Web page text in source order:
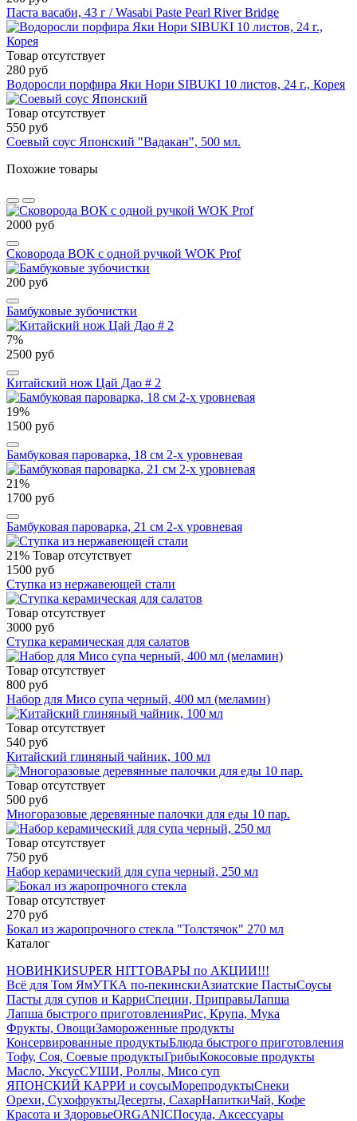
Паста васаби, 43 г / Wasabi Paste Pearl River Bridge
Товар отсутствует
280 руб
Водоросли порфира Яки Нори SIBUKI 10 листов, 24 г., Корея
Товар отсутствует
550 руб
Соевый соус Японский "Вадакан", 500 мл.
Похожие товары
2000 руб
Сковорода ВОК с одной ручкой WOK Prof
200 руб
Бамбуковые зубочистки
7%
2500 руб
Китайский нож Цай Дао # 2
19%
1500 руб
Бамбуковая пароварка, 18 см 2-х уровневая
21%
1700 руб
Бамбуковая пароварка, 21 см 2-х уровневая
21% Товар отсутствует
1500 руб
Ступка из нержавеющей стали
Товар отсутствует
3000 руб
Ступка керамическая для салатов
Товар отсутствует
800 руб
Набор для Мисо супа черный, 400 мл (меламин)
Товар отсутствует
540 руб
Китайский глиняный чайник, 100 мл
Товар отсутствует
500 руб
Многоразовые деревянные палочки для еды 10 пар.
Товар отсутствует
750 руб
Набор керамический для супа черный, 250 мл
Товар отсутствует
270 руб
Бокал из жаропрочного стекла "Толстячок" 270 мл
Каталог
НОВИНКИSUPER HITТОВАРЫ по АКЦИИ!!!
Всё для Том ЯмУТКА по-пекинскиАзиатские ПастыСоусы
Пасты для супов и КарриСпеции, ПриправыЛапша
Лапша быстрого приготовленияРис, Крупа, Мука
Фрукты, ОвощиЗамороженные продукты
Консервированные продуктыБлюда быстрого приготовления
Тофу, Соя, Соевые продуктыГрибыКокосовые продукты
Масло, УксусСУШИ, Роллы, Мисо суп
ЯПОНСКИЙ КАРРИ и соусыМорепродуктыСнеки
Орехи, СухофруктыДесерты, СахарНапиткиЧай, Кофе
Красота и ЗдоровьеORGANICПосуда, Аксессуары